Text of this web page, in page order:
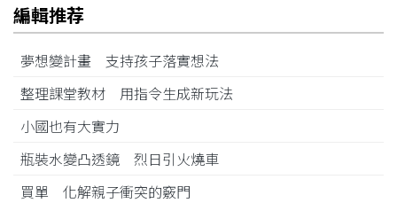
編輯推荐
夢想變計畫 支持孩子落實想法
整理課堂教材 用指令生成新玩法
小國也有大實力
瓶裝水變凸透鏡 烈日引火燒車
買單 化解親子衝突的竅門